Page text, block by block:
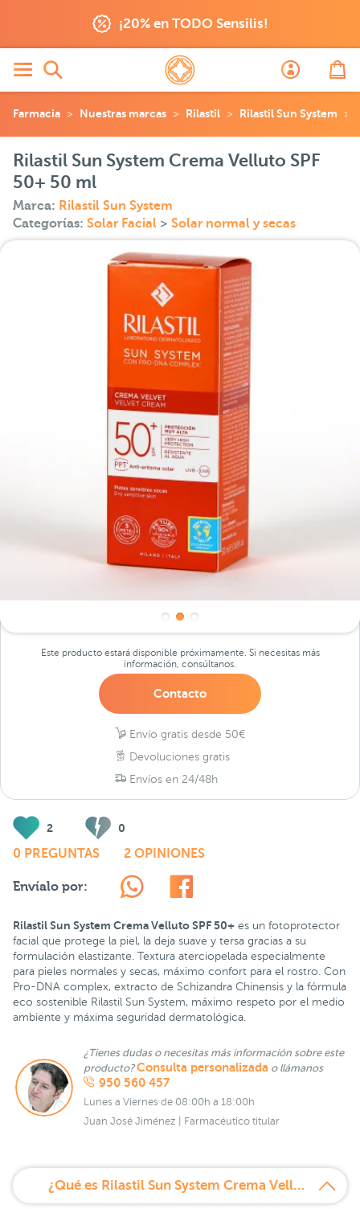
¡20% en TODO Sensilis!
Farmacia Nuestras marcas Rilastil Rilastil Sun System
Rilastil Sun System Crema Velluto SPF
50+ 50 ml
Marca: Rilastil Sun System
Categorías: Solar Facial > Solar normal y secas
Este producto estará disponible próximamente. Si necesitas más
información, consúltanos.
Contacto
Envío gratis desde 50€
Devoluciones gratis
Envíos en 24/48h
2 0
0 PREGUNTAS 2 OPINIONES
Envíalo por:
Rilastil Sun System Crema Velluto SPF 50+ es un fotoprotector
facial que protege la piel, la deja suave y tersa gracias a su
formulación elastizante. Textura aterciopelada especialmente
para pieles normales y secas, máximo confort para el rostro. Con
Pro-DNA complex, extracto de Schizandra Chinensis y la fórmula
eco sostenible Rilastil Sun System, máximo respeto por el medio
ambiente y máxima seguridad dermatológica.
¿Tienes dudas o necesitas más información sobre este
producto?Consulta personalizada o llámanos
950 560 457
Lunes a Viernes de 08:00h a 18:00h
Juan José Jiménez | Farmacéutico titular
¿Qué es Rilastil Sun System Crema Velluto SPF50?